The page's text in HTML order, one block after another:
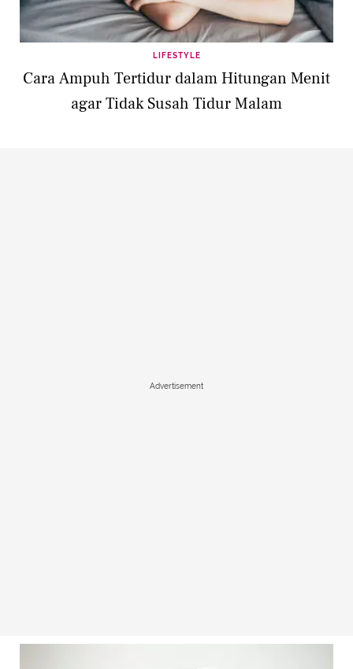
LIFESTYLE
Cara Ampuh Tertidur dalam Hitungan Menit
agar Tidak Susah Tidur Malam
Advertisement